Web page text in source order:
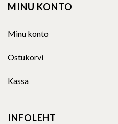
MINU KONTO
Minu konto
Ostukorvi
Kassa
INFOLEHT